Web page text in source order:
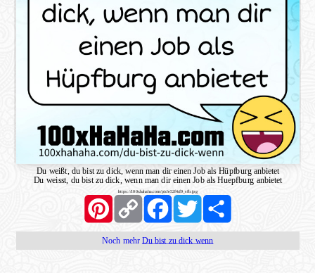
Du weißt, du bist zu dick, wenn man dir einen Job als Hüpfburg anbietet
Du weisst, du bist zu dick, wenn man dir einen Job als Huepfburg anbietet
https://100xhahaha.com/pic!e52f4cf9_sfb.jpg
PinterestCopy
Link
FacebookTwitter Share
Noch mehr Du bist zu dick wenn